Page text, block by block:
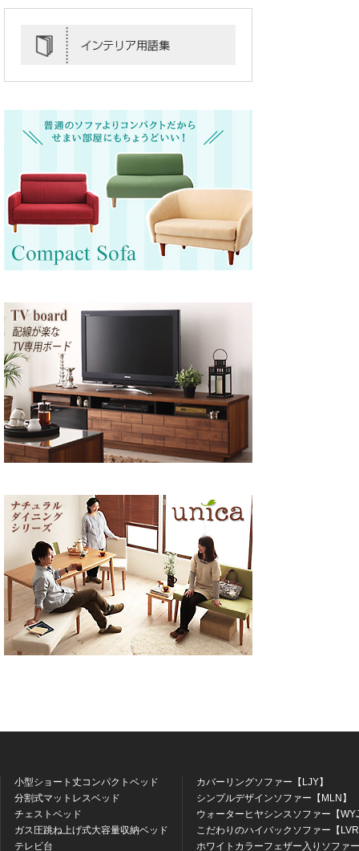
小型ショート丈コンパクトベッド
分割式マットレスベッド
チェストベッド
ガス圧跳ね上げ式大容量収納ベッド
テレビ台
カバーリングソファー【LJY】
シンプルデザインソファー【MLN】
ウォーターヒヤシンスソファー【
こだわりのハイバックソファー【
ホワイトカラーフェザー入りソファ